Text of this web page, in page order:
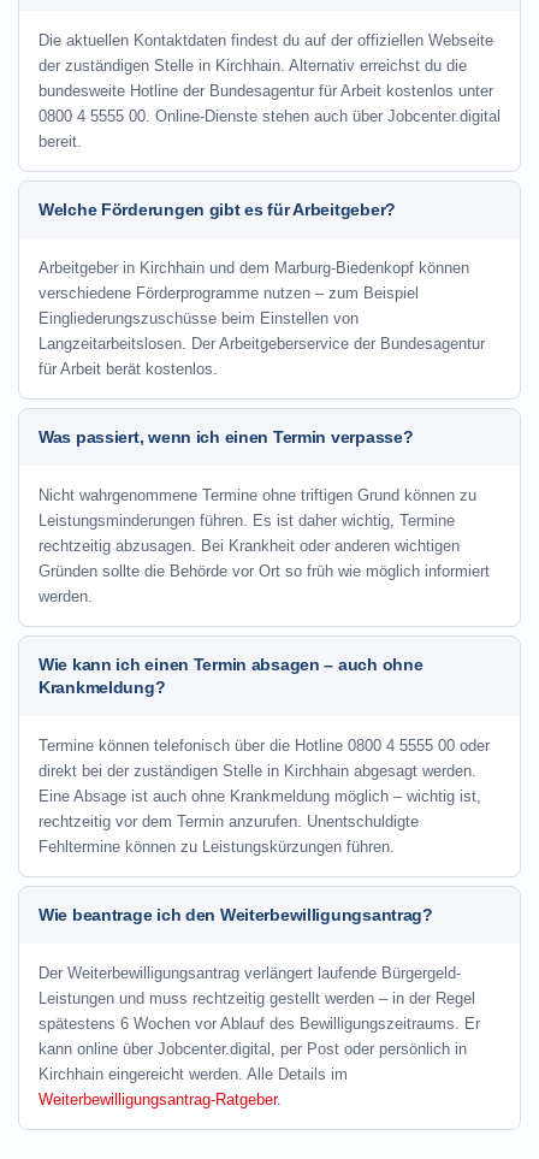
Die aktuellen Kontaktdaten findest du auf der offiziellen Webseite
der zuständigen Stelle in Kirchhain. Alternativ erreichst du die
bundesweite Hotline der Bundesagentur für Arbeit kostenlos unter
0800 4 5555 00. Online-Dienste stehen auch über Jobcenter.digital
bereit.
Welche Förderungen gibt es für Arbeitgeber?
Arbeitgeber in Kirchhain und dem Marburg-Biedenkopf können
verschiedene Förderprogramme nutzen – zum Beispiel
Eingliederungszuschüsse beim Einstellen von
Langzeitarbeitslosen. Der Arbeitgeberservice der Bundesagentur
für Arbeit berät kostenlos.
Was passiert, wenn ich einen Termin verpasse?
Nicht wahrgenommene Termine ohne triftigen Grund können zu
Leistungsminderungen führen. Es ist daher wichtig, Termine
rechtzeitig abzusagen. Bei Krankheit oder anderen wichtigen
Gründen sollte die Behörde vor Ort so früh wie möglich informiert
werden.
Wie kann ich einen Termin absagen – auch ohne
Krankmeldung?
Termine können telefonisch über die Hotline 0800 4 5555 00 oder
direkt bei der zuständigen Stelle in Kirchhain abgesagt werden.
Eine Absage ist auch ohne Krankmeldung möglich – wichtig ist,
rechtzeitig vor dem Termin anzurufen. Unentschuldigte
Fehltermine können zu Leistungskürzungen führen.
Wie beantrage ich den Weiterbewilligungsantrag?
Der Weiterbewilligungsantrag verlängert laufende Bürgergeld-
Leistungen und muss rechtzeitig gestellt werden – in der Regel
spätestens 6 Wochen vor Ablauf des Bewilligungszeitraums. Er
kann online über Jobcenter.digital, per Post oder persönlich in
Kirchhain eingereicht werden. Alle Details im
Weiterbewilligungsantrag-Ratgeber.